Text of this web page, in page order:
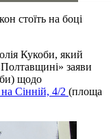
стоїть на боці
Кукоби, який
заяви
щодо
Сінній, 4/2 (площа